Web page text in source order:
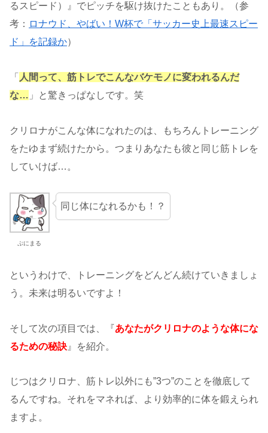
るスピード）』でピッチを駆け抜けたこともあり。（参
考： ロナウド、やばい！W杯で「サッカー史上最速スピー
ド」を記録か）
「 人間って、筋トレでこんなバケモノに変われるんだ
な… 」と驚きっぱなしです。笑
クリロナがこんな体になれたのは、もちろんトレーニング
をたゆまず続けたから。つまりあなたも彼と同じ筋トレを
していけば…。
ぷにまる
同じ体になれるかも！？
というわけで、トレーニングをどんどん続けていきましょ
う。未来は明るいですよ！
そして次の項目では、『あなたがクリロナのような体にな
るための秘訣 』を紹介。
じつはクリロナ、筋トレ以外にも”3つ”のことを徹底して
るんですね。それをマネれば、より効率的に体を鍛えられ
ますよ。